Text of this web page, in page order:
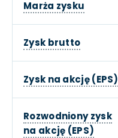
Marża zysku
Zysk brutto
Zysk na akcję (EPS)
Rozwodniony zysk
na akcję (EPS)